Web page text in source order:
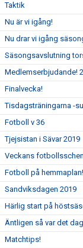
Taktik
Nu är vi igång!
Nu drar vi igång
Säsongsavslutning
Medlemserbjudande!
Finalvecka!
Tisdagsträningarna -
Fotboll v 36
Tjejsistan i Sävar 2019
Veckans
Fotboll på hemmaplan!
Sandviksdagen 2019
Härlig start på
Äntligen så var det
Matchtips!